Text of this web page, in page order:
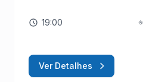
19:00
Ver Detalhes